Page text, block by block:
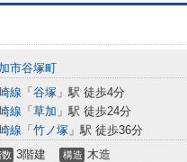
市谷塚町
線 「 谷塚 」駅 徒歩4分
線 「 草加 」駅 徒歩24分
線 「 竹ノ塚 」駅 徒歩36分
数 3階建 構造 木造